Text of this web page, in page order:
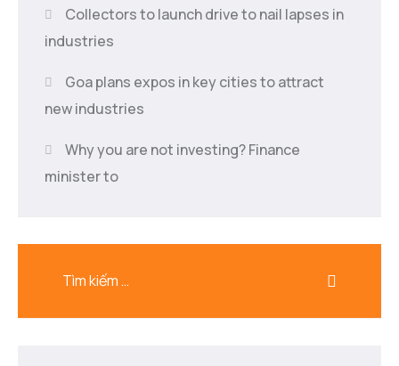
Collectors to launch drive to nail lapses in
industries
Goa plans expos in key cities to attract
new industries
Why you are not investing? Finance
minister to